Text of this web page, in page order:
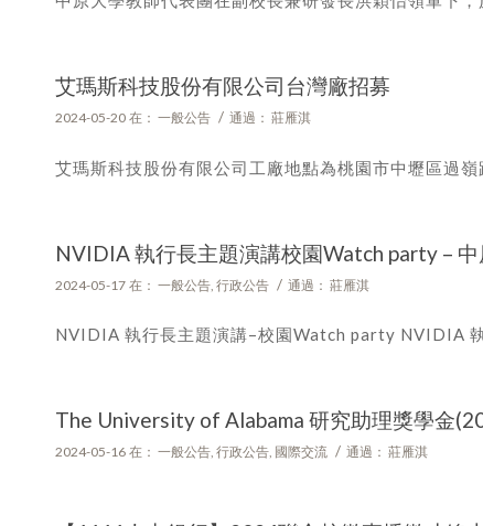
艾瑪斯科技股份有限公司台灣廠招募
2024-05-20 在： 一般公告 / 通過： 莊雁淇
艾瑪斯科技股份有限公司工廠地點為桃園市中壢區過
NVIDIA 執行長主題演講校園Watch party –
2024-05-17 在： 一般公告 行政公告 / 通過： 莊雁淇
NVIDIA 執行長主題演講–校園Watch party NVIDIA
The University of Alabama 研究助理獎學金
2024-05-16 在： 一般公告, 行政公告, 國際交流 / 通過： 莊雁淇